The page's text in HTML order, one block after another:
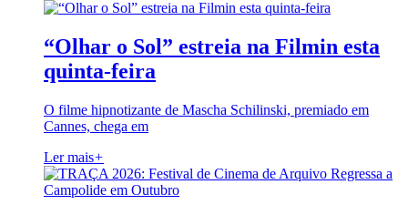
“Olhar o Sol” estreia na Filmin esta
quinta-feira
O filme hipnotizante de Mascha Schilinski, premiado em
Cannes, chega em
Ler mais+